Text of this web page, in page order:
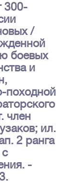
300-
/
боевых
и
походной
член
ил.
2 ранга
-